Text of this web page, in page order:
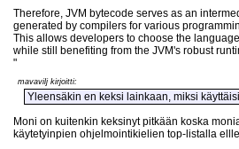
Therefore, JVM bytecode serves as an
generated by compilers for various
This allows developers to choose the
while still benefiting from the JVM's robust
"
mavavilj kirjoitti:
Yleensäkin en keksi lainkaan, miksi
Moni on kuitenkin keksinyt pitkään koska
käytetyinpien ohjelmointikielien top-listalla